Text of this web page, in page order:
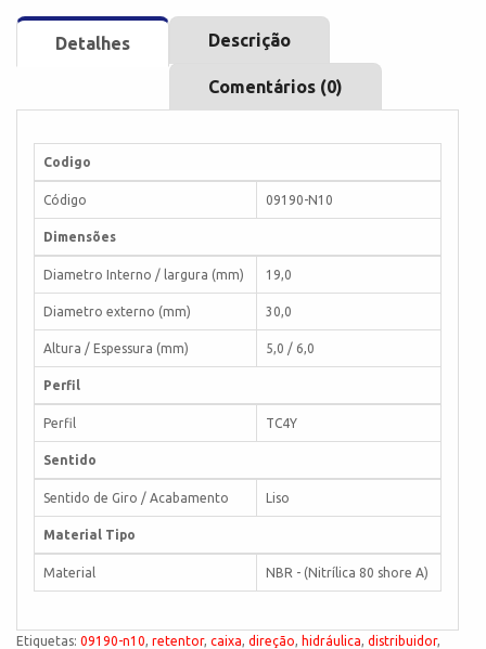
Detalhes Descrição
Comentários (0)
Codigo
Código 09190-N10
Dimensões
Diametro Interno / largura (mm) 19,0
Diametro externo (mm) 30,0
Altura / Espessura (mm) 5,0 / 6,0
Perfil
Perfil TC4Y
Sentido
Sentido de Giro / Acabamento Liso
Material Tipo
Material NBR - (Nitrílica 80 shore A)
Etiquetas: 09190-n10, retentor, caixa, direção, hidráulica, distribuidor,